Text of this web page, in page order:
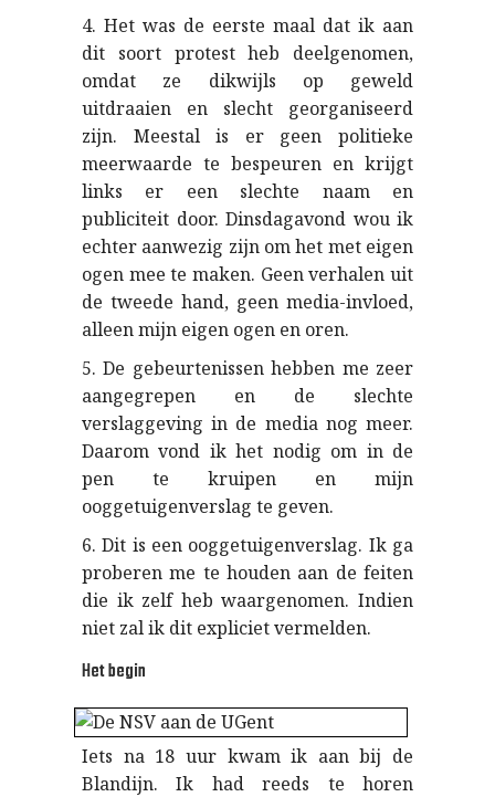
4. Het was de eerste maal dat ik aan
dit soort protest heb deelgenomen,
omdat ze dikwijls op geweld
uitdraaien en slecht georganiseerd
zijn. Meestal is er geen politieke
meerwaarde te bespeuren en krijgt
links er een slechte naam en
publiciteit door. Dinsdagavond wou ik
echter aanwezig zijn om het met eigen
ogen mee te maken. Geen verhalen uit
de tweede hand, geen media-invloed,
alleen mijn eigen ogen en oren.
5. De gebeurtenissen hebben me zeer
aangegrepen en de slechte
verslaggeving in de media nog meer.
Daarom vond ik het nodig om in de
pen te kruipen en mijn
ooggetuigenverslag te geven.
6. Dit is een ooggetuigenverslag. Ik ga
proberen me te houden aan de feiten
die ik zelf heb waargenomen. Indien
niet zal ik dit expliciet vermelden.
Het begin
Iets na 18 uur kwam ik aan bij de
Blandijn. Ik had reeds te horen